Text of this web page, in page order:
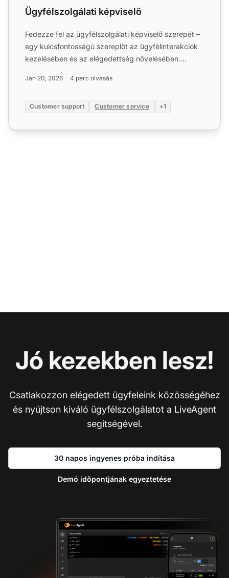
Ügyfélszolgálati képviselő
Fedezze fel az ügyfélszolgálati képviselő szerepét –
egy kulcsfontosságú szereplőt az ügyfélinterakciók
kezelésében és az elégedettség növelésében.
Jan 20, 2026 4 perc olvasás
Customer support Customer service +1
Jó kezekben lesz!
Csatlakozzon elégedett ügyfeleink közösségéhez
és nyújtson kiváló ügyfélszolgálatot a LiveAgent
segítségével.
30 napos ingyenes próba indítása
Demó időpontjának egyeztetése